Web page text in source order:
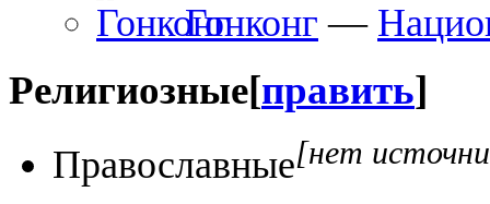
Гонконг —
Религиозные[править]
Православные[нет